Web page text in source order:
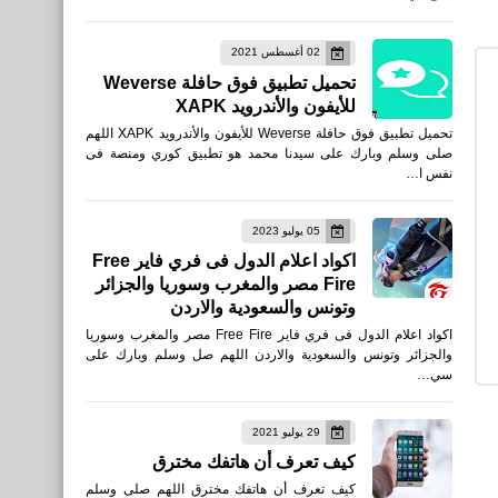
02 أغسطس 2021
تحميل تطبيق فوق حافلة Weverse
للأيفون والأندرويد XAPK
تحميل تطبيق فوق حافلة Weverse للأيفون والأندرويد XAPK اللهم
صلى وسلم وبارك على سيدنا محمد هو تطبيق كوري ومنصة فى
نفس ا…
05 يوليو 2023
اكواد اعلام الدول فى فري فاير Free
Fire مصر والمغرب وسوريا والجزائر
وتونس والسعودية والاردن
اكواد اعلام الدول فى فري فاير Free Fire مصر والمغرب وسوريا
والجزائر وتونس والسعودية والاردن اللهم صل وسلم وبارك على
سي…
29 يوليو 2021
كيف تعرف أن هاتفك مخترق
كيف تعرف أن هاتفك مخترق اللهم صلى وسلم
تحميل لعبة كرة القدم Pitch
Clash Beta Version
للأندرويد XAPK
العاب
تحميل لعبة Modern War
Game: New State & Battle
Royale
رابط تنزيل تحديث PUBG
Mobile Lite 0.20.1 APK